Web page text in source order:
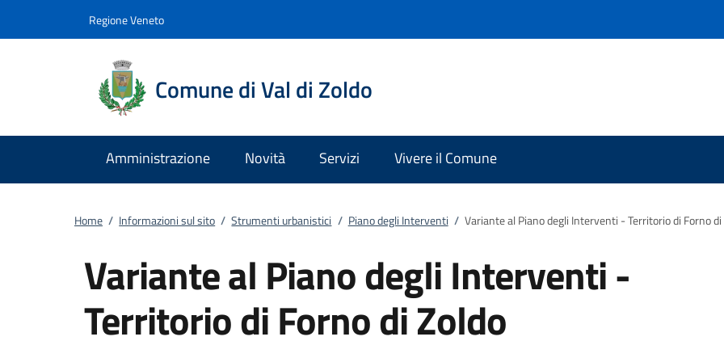
Regione Veneto
Comune di Val di Zoldo
Amministrazione Novità Servizi Vivere il Comune
Home / Informazioni sul sito / Strumenti urbanistici / Piano degli Interventi / Variante al Piano degli Interventi - Territorio di Forno di
Variante al Piano degli Interventi -
Territorio di Forno di Zoldo